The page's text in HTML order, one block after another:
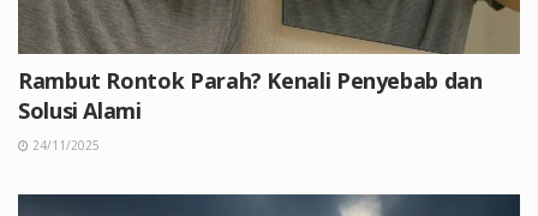
Rambut Rontok Parah? Kenali Penyebab dan
Solusi Alami
24/11/2025